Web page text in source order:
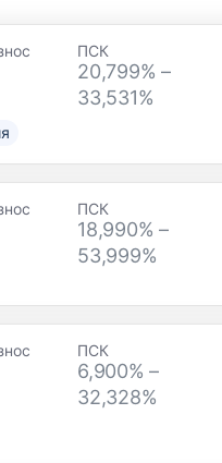
ПСК
20,799% –
33,531%
ПСК
18,990% –
53,999%
ПСК
6,900% –
32,328%